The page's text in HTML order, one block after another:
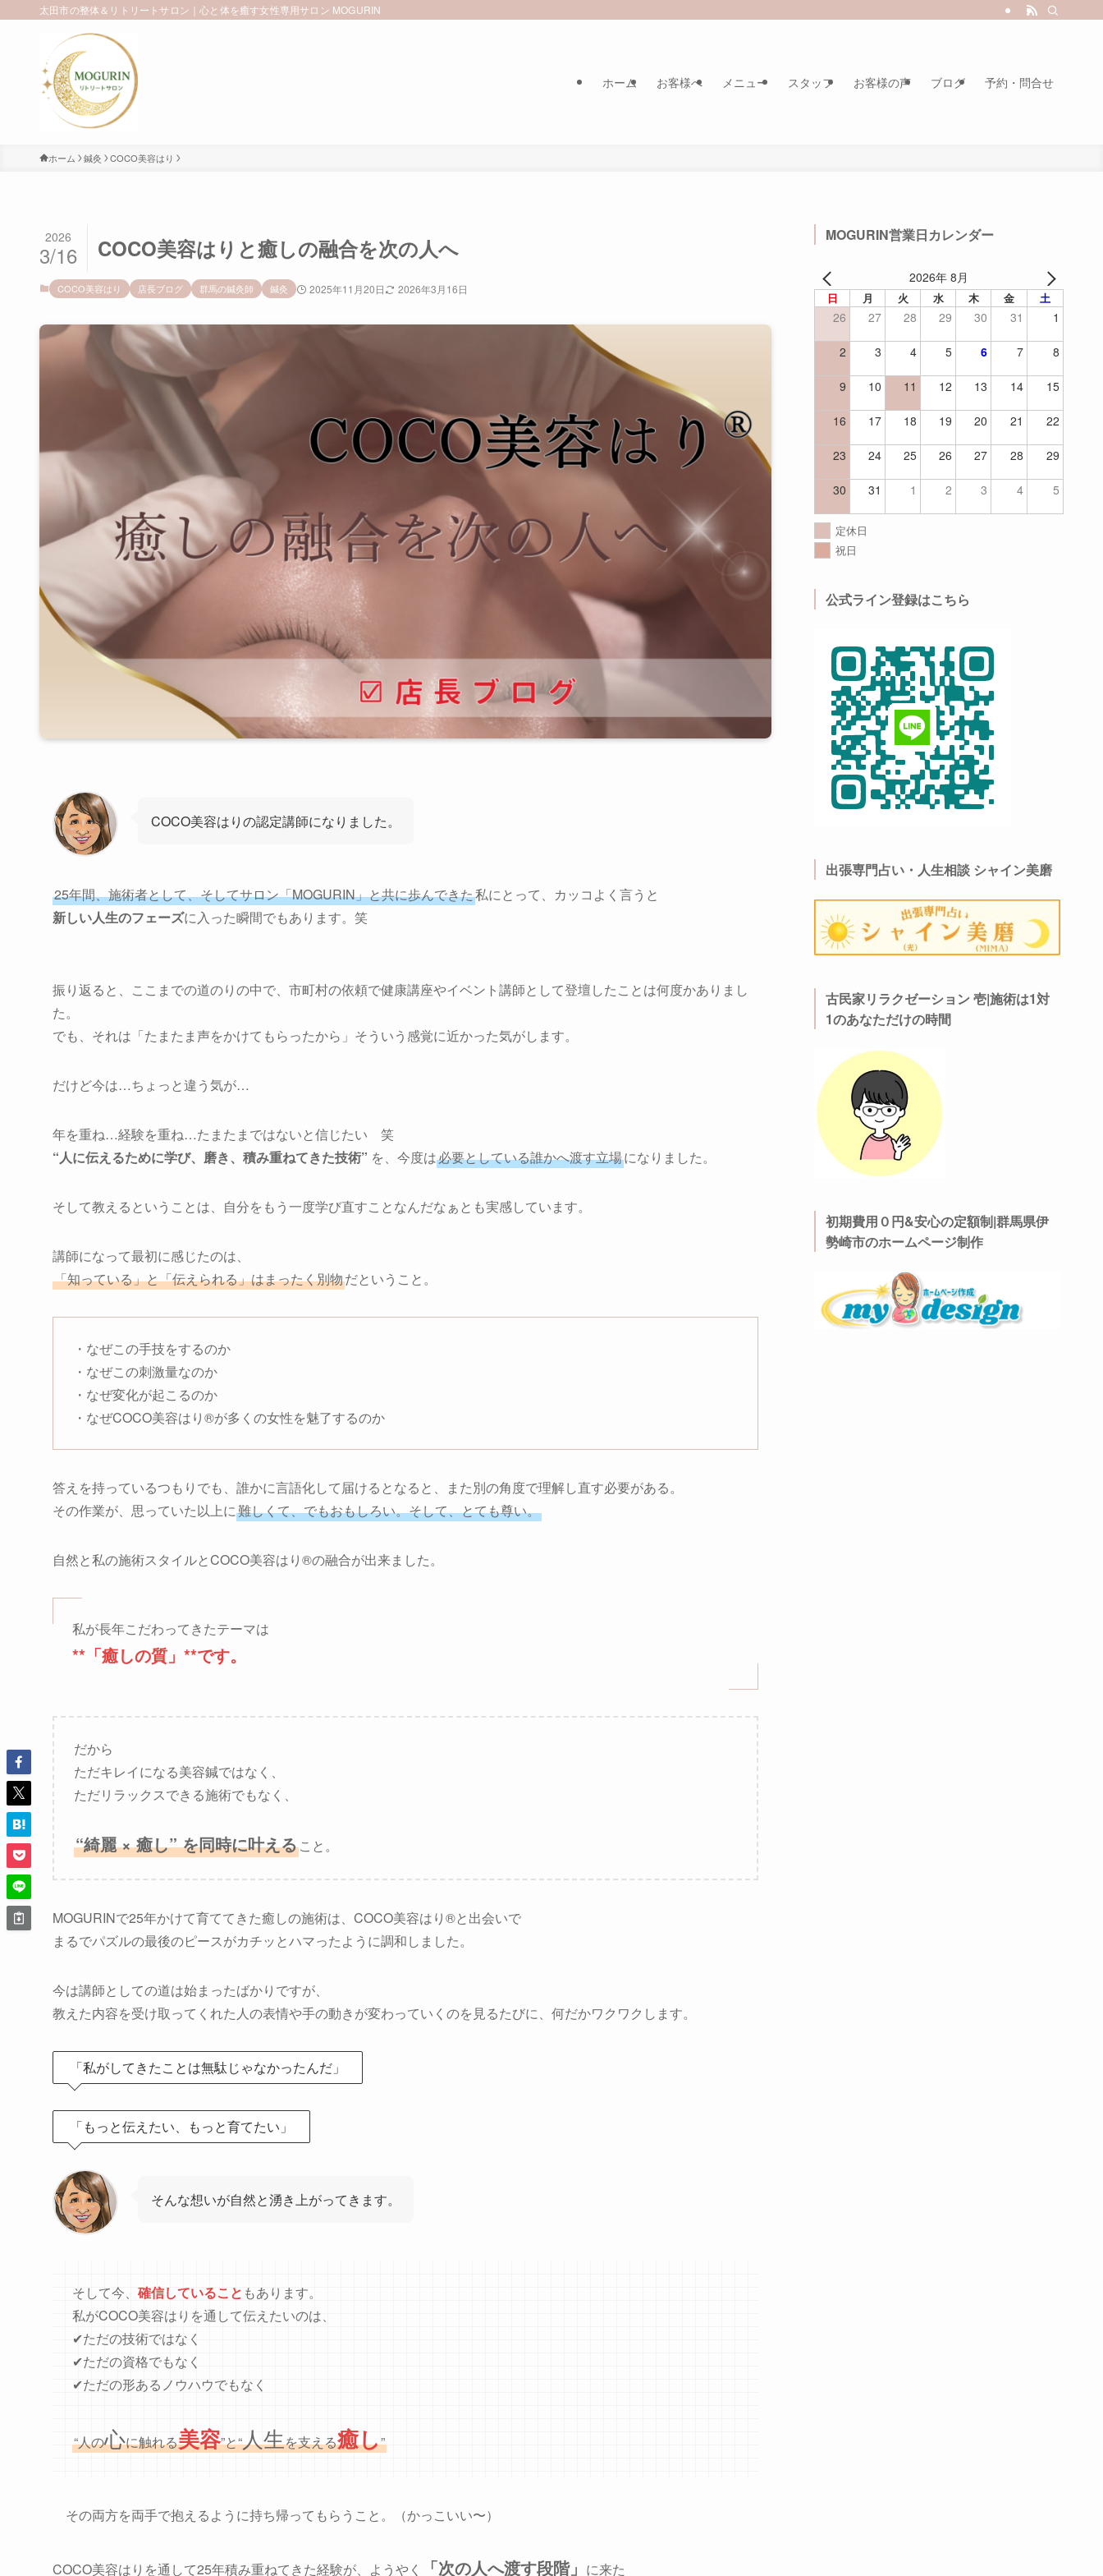
太田市の整体＆リトリートサロン｜心と体を癒す女性専用サロン MOGURIN
ホーム お客様へ メニュー スタッフ お客様の声 ブログ 予約・問合せ
ホーム 鍼灸 COCO美容はり
COCO美容はりと癒しの融合を次の人へ
2026
3/16
COCO美容はり 店長ブログ 群馬の鍼灸師 鍼灸 2025年11月20日 2026年3月16日
COCO美容はりの認定講師になりました。
25年間、施術者として、そしてサロン「MOGURIN」と共に歩んできた私にとって、カッコよく言うと
新しい人生のフェーズに入った瞬間でもあります。笑
振り返ると、ここまでの道のりの中で、市町村の依頼で健康講座やイベント講師として登壇したことは何度かありまし
た。
でも、それは「たまたま声をかけてもらったから」そういう感覚に近かった気がします。
だけど今は…ちょっと違う気が…
年を重ね…経験を重ね…たまたまではないと信じたい 笑
“人に伝えるために学び、磨き、積み重ねてきた技術” を、今度は必要としている誰かへ渡す立場になりました。
そして教えるということは、自分をもう一度学び直すことなんだなぁとも実感しています。
講師になって最初に感じたのは、
「知っている」と「伝えられる」はまったく別物だということ。
・なぜこの手技をするのか
・なぜこの刺激量なのか
・なぜ変化が起こるのか
・なぜCOCO美容はり®︎が多くの女性を魅了するのか
答えを持っているつもりでも、誰かに言語化して届けるとなると、また別の角度で理解し直す必要がある。
その作業が、思っていた以上に難しくて、でもおもしろい。そして、とても尊い。
自然と私の施術スタイルとCOCO美容はり®︎の融合が出来ました。
私が長年こだわってきたテーマは
**「癒しの質」**です。
だから
ただキレイになる美容鍼ではなく、
ただリラックスできる施術でもなく、
“綺麗 × 癒し” を同時に叶えること。
MOGURINで25年かけて育ててきた癒しの施術は、COCO美容はり®︎と出会いで
まるでパズルの最後のピースがカチッとハマったように調和しました。
今は講師としての道は始まったばかりですが、
教えた内容を受け取ってくれた人の表情や手の動きが変わっていくのを見るたびに、何だかワクワクします。
「私がしてきたことは無駄じゃなかったんだ」
「もっと伝えたい、もっと育てたい」
そんな想いが自然と湧き上がってきます。
そして今、 確信していること もあります。
私がCOCO美容はりを通して伝えたいのは、
✔ただの技術ではなく
✔ただの資格でもなく
✔ただの形あるノウハウでもなく
“人の心に触れる美容”と“人生を支える癒し”
その両方を両手で抱えるように持ち帰ってもらうこと。（かっこいい〜）
COCO美容はりを通して25年積み重ねてきた経験が、ようやく 「次の人へ渡す段階」 に来た
MOGURIN営業日カレンダー
2026年 8月
日 月 火 水 木 金 土
26 27 28 29 30 31 1
2 3 4 5 6 7 8
9 10 11 12 13 14 15
16 17 18 19 20 21 22
23 24 25 26 27 28 29
30 31 1 2 3 4 5
定休日
祝日
公式ライン登録はこちら
出張専門占い・人生相談 シャイン美磨
古民家リラクゼーション 壱|施術は1対
1のあなただけの時間
初期費用０円&安心の定額制|群馬県伊
勢崎市のホームページ制作